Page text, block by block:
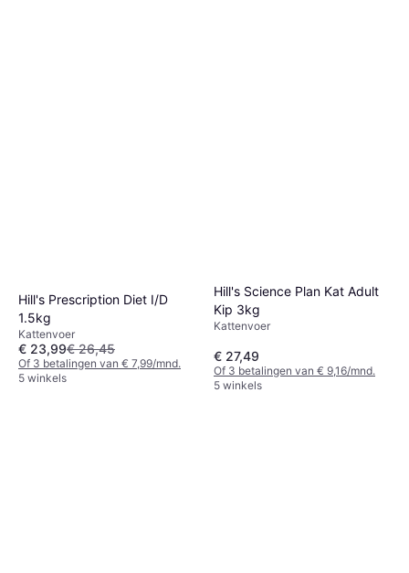
Hill's Prescription Diet I/D
1.5kg
Kattenvoer
€ 23,99€ 26,45
Of 3 betalingen van € 7,99/mnd.
5 winkels
Hill's Science Plan Kat Adult
Kip 3kg
Kattenvoer
€ 27,49
Of 3 betalingen van € 9,16/mnd.
5 winkels